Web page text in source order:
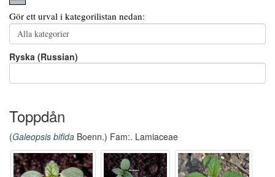
Gör ett urval i kategorilistan nedan:
Ryska (Russian)
Toppdån
(Galeopsis bifida Boenn.) Fam:. Lamiaceae